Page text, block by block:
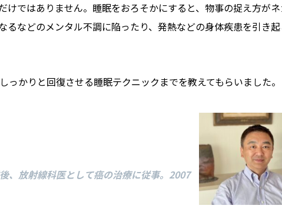
けではありません。睡眠をおろそかにすると、物事の捉え方が
るなどのメンタル不調に陥ったり、発熱などの身体疾患を引き
かりと回復させる睡眠テクニックまでを教えてもらいました。
、放射線科医として癌の治療に従事。2007